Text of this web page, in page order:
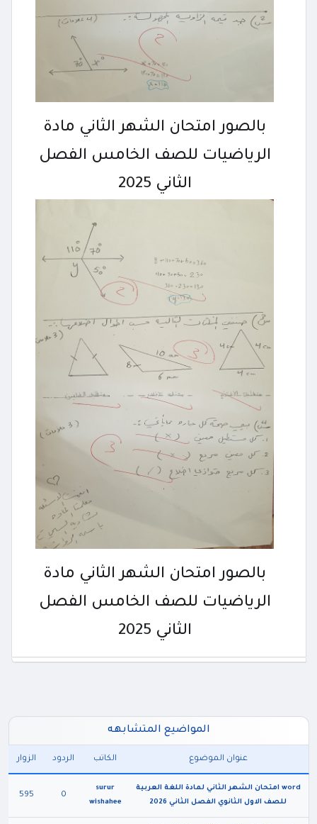
بالصور امتحان الشهر الثاني مادة
الرياضيات للصف الخامس الفصل
الثاني 2025
بالصور امتحان الشهر الثاني مادة
الرياضيات للصف الخامس الفصل
الثاني 2025
المواضيع المتشابهه
عنوان الموضوع الكاتب الردود الزوار
word امتحان الشهر الثاني لمادة اللغة العربية
للصف الاول الثانوي الفصل الثاني 2026
surur
wishahee
0
595